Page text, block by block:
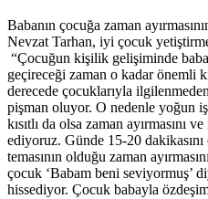
Babanın çocuğa zaman
Nevzat Tarhan, iyi çocuk
“Çocuğun kişilik gelişiminde
geçireceği zaman o kadar önemli
derecede çocuklarıyla
pişman oluyor. O nedenle yoğun
kısıtlı da olsa zaman ayırmasını
ediyoruz. Günde 15-20 dakikasını
temasının olduğu zaman
çocuk ‘Babam beni seviyormuş’
hissediyor. Çocuk babayla